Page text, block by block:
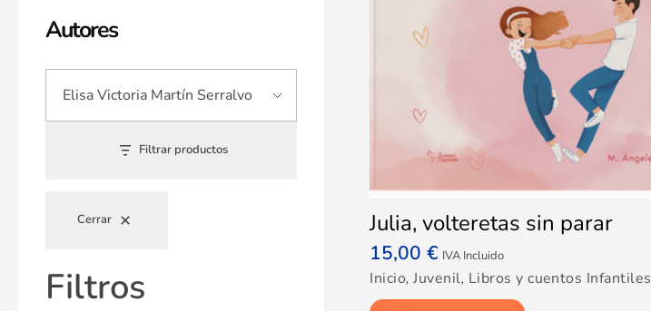
Autores
Filtrar productos
Cerrar
Filtros
Julia, volteretas sin parar
15,00€ IVA Incluido
Inicio,Juvenil, Libros y cuentos Infantiles